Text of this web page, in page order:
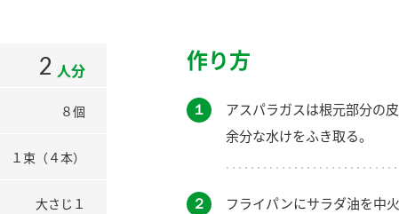
2 人分
８個
１束（４本）
大さじ１
作り方
１ アスパラガスは根元部分の
余分な水けをふき取る。
２
フライパンにサラダ油を中